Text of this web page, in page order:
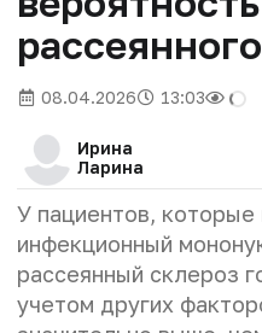
08.04.2026 13:03
Ирина
Ларина
У пациентов, которые
инфекционный
рассеянный склероз
учетом других